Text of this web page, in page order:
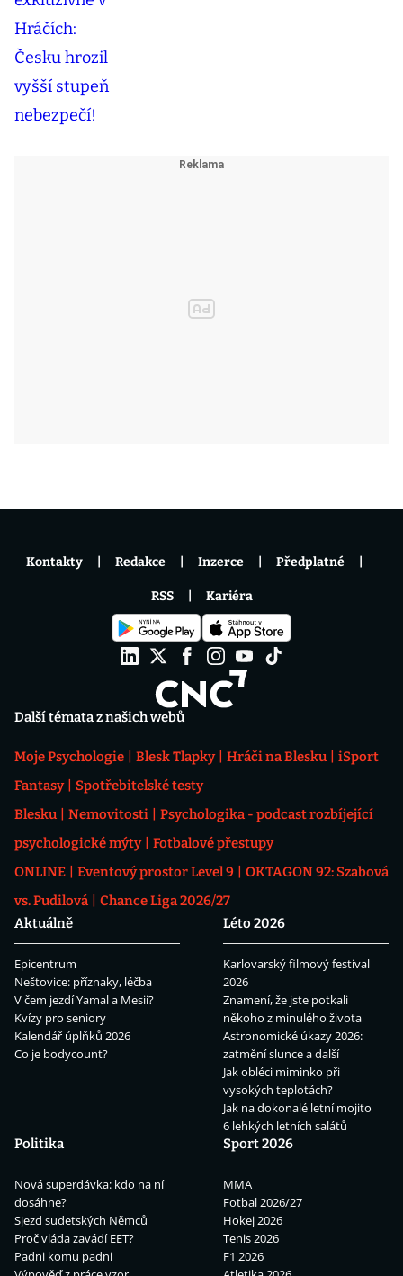
Další témata z našich webů
Moje Psychologie Blesk Tlapky Hráči na Blesku
iSport
Fantasy
Spotřebitelské testy
Blesku
Nemovitosti
Psychologika - podcast rozbíjející
psychologické mýty
Fotbalové přestupy
ONLINE
Eventový prostor Level 9
OKTAGON 92: Szabová
vs. Pudilová
Chance Liga 2026/27
Aktuálně
Epicentrum
Neštovice: příznaky, léčba
V čem jezdí Yamal a Mesii?
Kvízy pro seniory
Kalendář úplňků 2026
Co je bodycount?
Léto 2026
Karlovarský filmový festival
2026
Znamení, že jste potkali
někoho z minulého života
Astronomické úkazy 2026:
zatmění slunce a další
Jak obléci miminko při
vysokých teplotách?
Jak na dokonalé letní mojito
6 lehkých letních salátů
Politika
Nová superdávka: kdo na ní
dosáhne?
Sjezd sudetských Němců
Proč vláda zavádí EET?
Padni komu padni
Sport 2026
MMA
Fotbal 2026/27
Hokej 2026
Tenis 2026
F1 2026
Kontakty Redakce Inzerce Předplatné
RSS Kariéra